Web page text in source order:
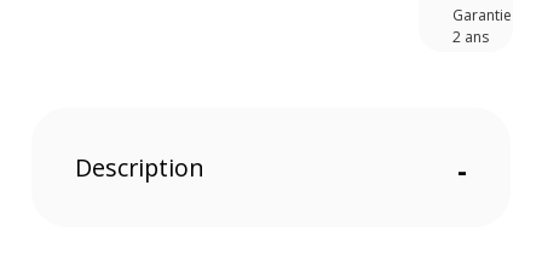
Garantie
2 ans
Description -